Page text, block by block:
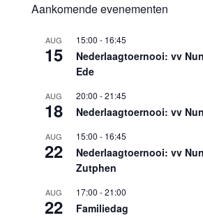
Aankomende evenementen
AUG
15
15:00 - 16:45
Nederlaagtoernooi: vv
Ede
AUG
18
20:00 -21:45
Nederlaagtoernooi: vv
AUG
22
15:00 - 16:45
Nederlaagtoernooi: vv
Zutphen
AUG
22
17:00 -21:00
Familiedag